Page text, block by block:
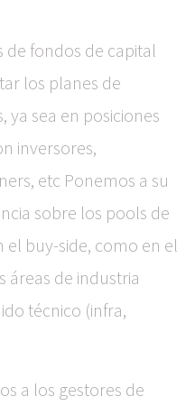
fondos de capital
los planes de
ya sea en posiciones
inversores,
etc Ponemos a su
sobre los pools de
buy-side, como en el
áreas de industria
técnico (infra,
a los gestores de